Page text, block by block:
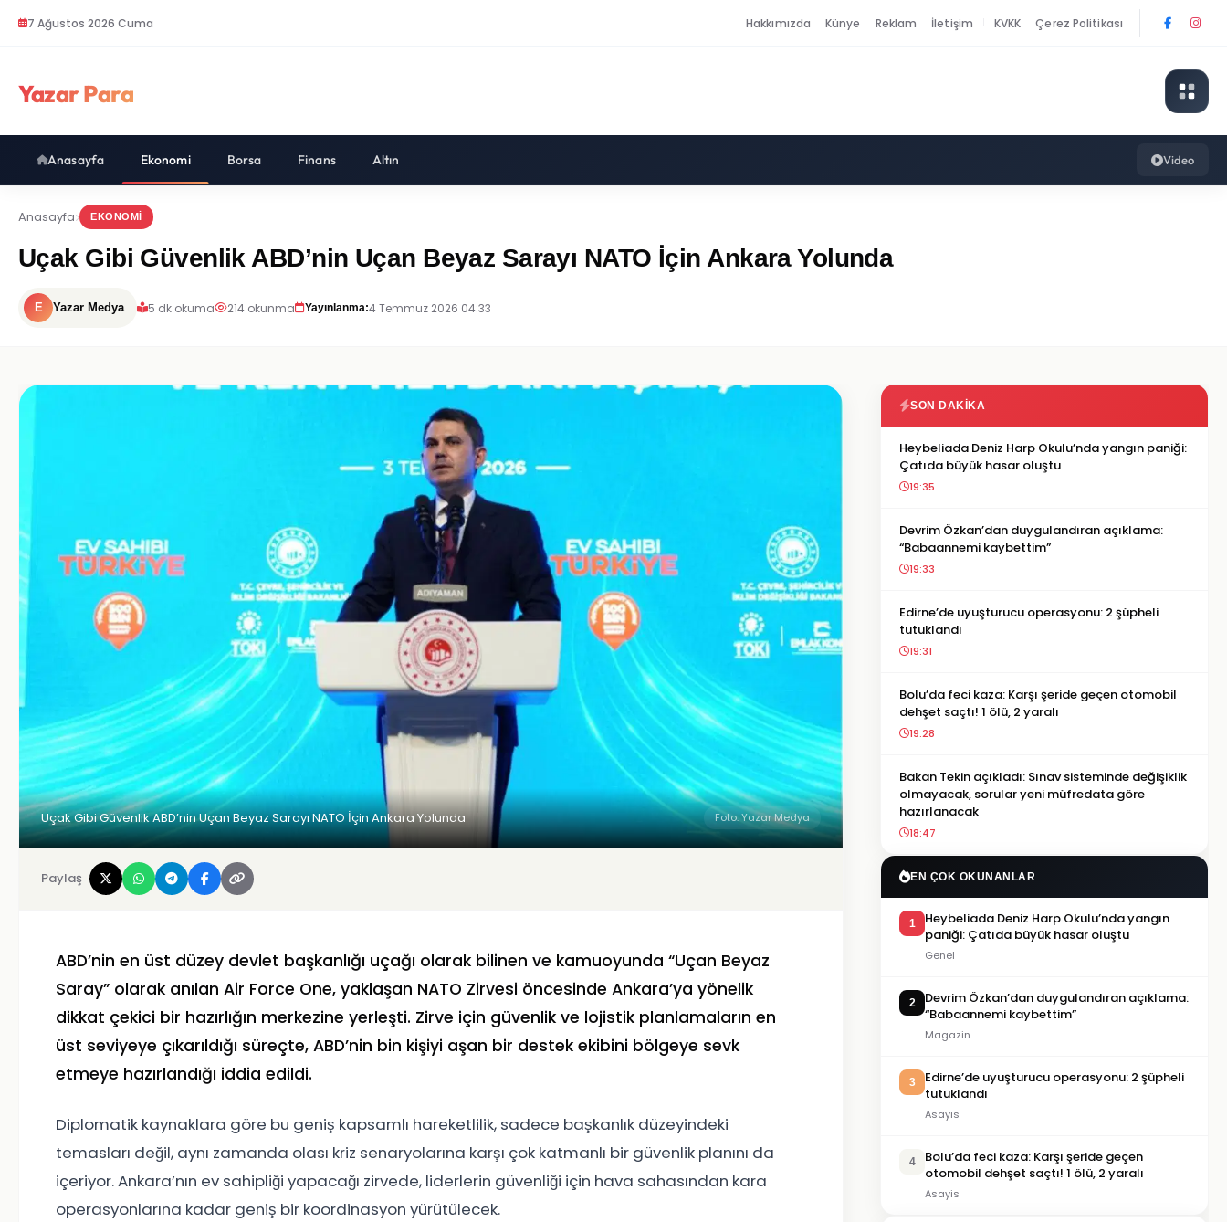
7 Ağustos 2026 Cuma Hakkımızda Künye Reklam İletişim KVKK Çerez Politikası
Yazar Para
Anasayfa Ekonomi Borsa Finans Altın Video
Anasayfa EKONOMI
Uçak Gibi Güvenlik ABD’nin Uçan Beyaz Sarayı NATO İçin Ankara Yolunda
E Yazar Medya 5 dk okuma 214 okunma Yayınlanma:4 Temmuz 2026 04:33
Uçak Gibi Güvenlik ABD’nin Uçan Beyaz Sarayı NATO İçin Ankara Yolunda Foto: Yazar Medya
Paylaş
ABD’nin en üst düzey devlet başkanlığı uçağı olarak bilinen ve kamuoyunda “Uçan Beyaz
Saray” olarak anılan Air Force One, yaklaşan NATO Zirvesi öncesinde Ankara’ya yönelik
dikkat çekici bir hazırlığın merkezine yerleşti. Zirve için güvenlik ve lojistik planlamaların en
üst seviyeye çıkarıldığı süreçte, ABD’nin bin kişiyi aşan bir destek ekibini bölgeye sevk
etmeye hazırlandığı iddia edildi.
Diplomatik kaynaklara göre bu geniş kapsamlı hareketlilik, sadece başkanlık düzeyindeki
temasları değil, aynı zamanda olası kriz senaryolarına karşı çok katmanlı bir güvenlik planını da
içeriyor. Ankara’nın ev sahipliği yapacağı zirvede, liderlerin güvenliği için hava sahasından kara
operasyonlarına kadar geniş bir koordinasyon yürütülecek.
SON DAKIKA
Heybeliada Deniz Harp Okulu’nda yangın paniği:
Çatıda büyük hasar oluştu
19:35
Devrim Özkan’dan duygulandıran açıklama:
“Babaannemi kaybettim”
19:33
Edirne’de uyuşturucu operasyonu: 2 şüpheli
tutuklandı
19:31
Bolu’da feci kaza: Karşı şeride geçen otomobil
dehşet saçtı! 1 ölü, 2 yaralı
19:28
Bakan Tekin açıkladı: Sınav sisteminde değişiklik
olmayacak, sorular yeni müfredata göre
hazırlanacak
18:47
EN ÇOK OKUNANLAR
1
Heybeliada Deniz Harp Okulu’nda yangın
paniği: Çatıda büyük hasar oluştu
Genel
2
Devrim Özkan’dan duygulandıran açıklama:
“Babaannemi kaybettim”
Magazin
3
Edirne’de uyuşturucu operasyonu: 2 şüpheli
tutuklandı
Asayis
4
Bolu’da feci kaza: Karşı şeride geçen
otomobil dehşet saçtı! 1 ölü, 2 yaralı
Asayis